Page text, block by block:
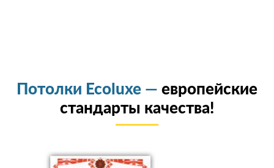
Потолки Ecoluxe — европейские
стандарты качества!